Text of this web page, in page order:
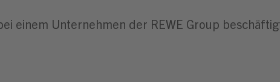
einem Unternehmen der REWE Group